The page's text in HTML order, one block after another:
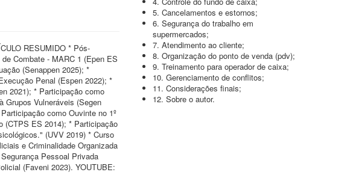
RESUMIDO * Pós-
Combate - MARC 1 (Epen ES
(Senappen 2025); *
Penal (Espen 2022); *
2021); * Participação como
Grupos Vulneráveis (Segen
como Ouvinte no 1º
(CTPS ES 2014); * Participação
(UVV 2019) * Curso
e Criminalidade Organizada
Pessoal Privada
(Faveni 2023). YOUTUBE:
5. Cancelamentos e estornos;
6. Segurança do trabalho em
supermercados;
7. Atendimento ao cliente;
8. Organização do ponto de venda (pdv);
9. Treinamento para operador de caixa;
10. Gerenciamento de conflitos;
11. Considerações finais;
12. Sobre o autor.